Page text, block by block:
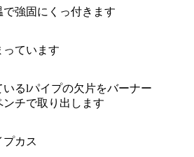
で強固にくっ付きます
ています
るlパイプの欠片をバーナー
チで取り出します
プカス